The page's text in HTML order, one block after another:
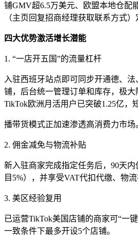
铺GMV超6.5万美元、欧盟本地仓配
（主页回复招商经理获取联系方式）
四大优势激活增长潜能
1. “一店开五国”的流量杠杆
入驻西班牙站点即可同步开通德、
铺，后台统一管理订单和库存，极大
TikTok欧洲月活用户已突破1.25亿，
播带货模式正加速渗透高消费力市场
2. 佣金减免与物流补贴
新入驻商家完成指定任务后，90天
目5%），并享受VAT代扣代缴、物流
3. 美区经验复用
已运营TikTok美国店铺的商家可“一
一致条件下最多开设5个店铺。